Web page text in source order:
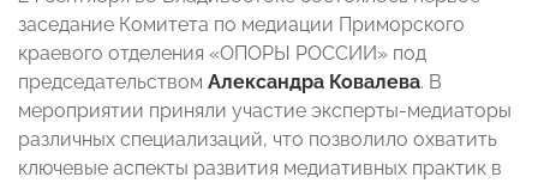
заседание Комитета по медиации Приморского
краевого отделения «ОПОРЫ РОССИИ» под
председательством Александра Ковалева. В
мероприятии приняли участие эксперты-медиаторы
различных специализаций, что позволило охватить
ключевые аспекты развития медиативных практик в